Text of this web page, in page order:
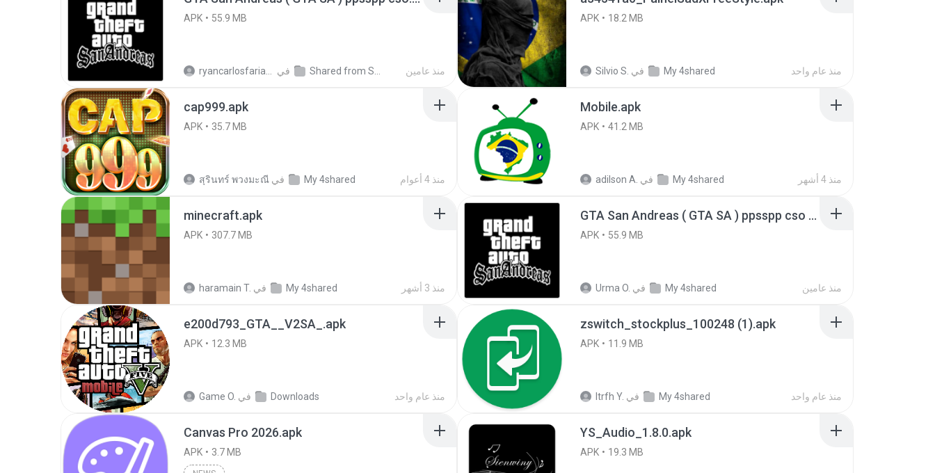
APK 55.9 MB
في منذ عامين
APK 18.2 MB
Silvio S. في My 4shared منذ عام واحد
cap999.apk
APK 35.7 MB
สุรินทร์ พวงมะณี في My 4shared منذ 4 أعوام
Mobile.apk
APK 41.2 MB
adilson A. في My 4shared منذ 4 أشهر
minecraft.apk
APK 307.7 MB
haramain T. في My 4shared منذ 3 أشهر
GTA San Andreas ( GTA SA ) ppsspp cso (1).apk
APK 55.9 MB
Urma O. في My 4shared منذ عامين
e200d793_GTA__V2SA_.apk
APK 12.3 MB
Game O. في Downloads منذ عام واحد
zswitch_stockplus_100248 (1).apk
APK 11.9 MB
Itrfh Y. في My 4shared منذ عام واحد
Canvas Pro 2026.apk
APK 3.7 MB
YS_Audio_1.8.0.apk
APK 19.3 MB